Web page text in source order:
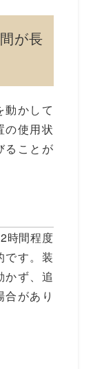
が長
動かして
の使用状
ることが
時間程度
です。装
かず、追
があり